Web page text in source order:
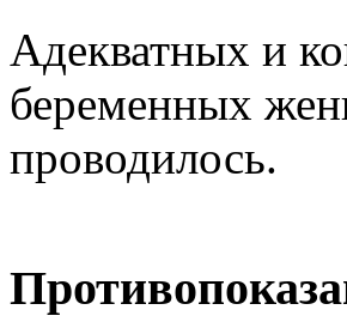
Адекватных и
беременных
проводилось.